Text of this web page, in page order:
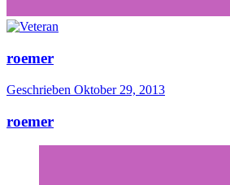
roemer
Geschrieben Oktober 29, 2013
roemer